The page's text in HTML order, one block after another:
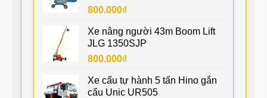
800.000₫
Xe nâng người 43m Boom Lift
JLG 1350SJP
800.000₫
Xe cẩu tự hành 5 tấn Hino gắn
cẩu Unic UR505